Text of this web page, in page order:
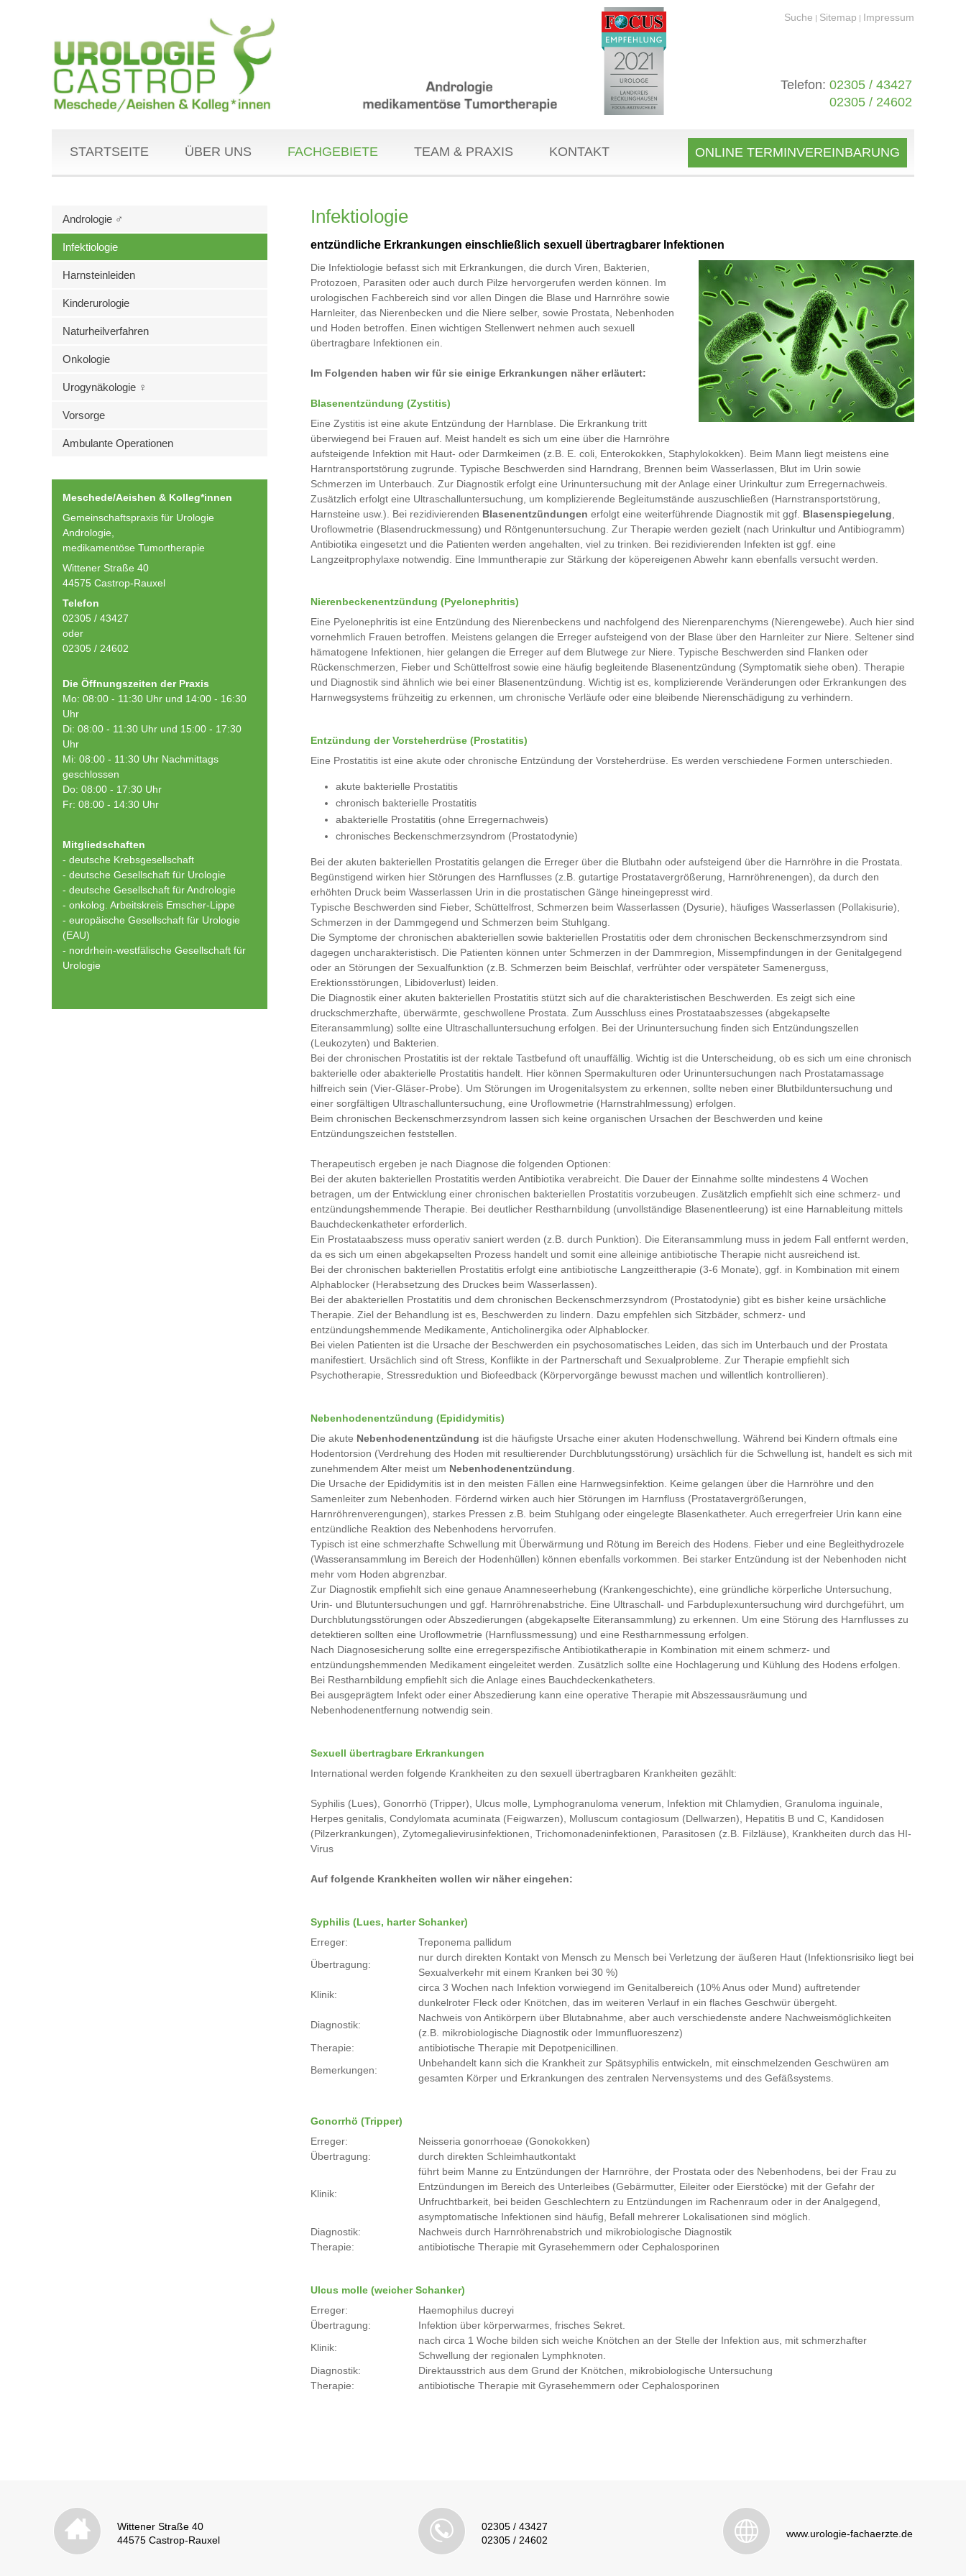
Suche | Sitemap | Impressum
Telefon: 02305 / 43427
02305 / 24602
STARTSEITE ÜBER UNS FACHGEBIETE TEAM & PRAXIS KONTAKT ONLINE TERMINVEREINBARUNG
Andrologie ♂
Infektiologie
Harnsteinleiden
Kinderurologie
Naturheilverfahren
Onkologie
Urogynäkologie ♀
Vorsorge
Ambulante Operationen
Meschede/Aeishen & Kolleg*innen
Gemeinschaftspraxis für Urologie
Andrologie,
medikamentöse Tumortherapie
Wittener Straße 40
44575 Castrop-Rauxel
Telefon
02305 / 43427
oder
02305 / 24602
Die Öffnungszeiten der Praxis
Mo: 08:00 - 11:30 Uhr und 14:00 - 16:30
Uhr
Di: 08:00 - 11:30 Uhr und 15:00 - 17:30
Uhr
Mi: 08:00 - 11:30 Uhr Nachmittags
geschlossen
Do: 08:00 - 17:30 Uhr
Fr: 08:00 - 14:30 Uhr
Mitgliedschaften
- deutsche Krebsgesellschaft
- deutsche Gesellschaft für Urologie
- deutsche Gesellschaft für Andrologie
- onkolog. Arbeitskreis Emscher-Lippe
- europäische Gesellschaft für Urologie
(EAU)
- nordrhein-westfälische Gesellschaft für
Urologie
Infektiologie
entzündliche Erkrankungen einschließlich sexuell übertragbarer Infektionen
Die Infektiologie befasst sich mit Erkrankungen, die durch Viren, Bakterien,
Protozoen, Parasiten oder auch durch Pilze hervorgerufen werden können. Im
urologischen Fachbereich sind vor allen Dingen die Blase und Harnröhre sowie
Harnleiter, das Nierenbecken und die Niere selber, sowie Prostata, Nebenhoden
und Hoden betroffen. Einen wichtigen Stellenwert nehmen auch sexuell
übertragbare Infektionen ein.
Im Folgenden haben wir für sie einige Erkrankungen näher erläutert:
Blasenentzündung (Zystitis)
Eine Zystitis ist eine akute Entzündung der Harnblase. Die Erkrankung tritt
überwiegend bei Frauen auf. Meist handelt es sich um eine über die Harnröhre
aufsteigende Infektion mit Haut- oder Darmkeimen (z.B. E. coli, Enterokokken, Staphylokokken). Beim Mann liegt meistens eine
Harntransportstörung zugrunde. Typische Beschwerden sind Harndrang, Brennen beim Wasserlassen, Blut im Urin sowie
Schmerzen im Unterbauch. Zur Diagnostik erfolgt eine Urinuntersuchung mit der Anlage einer Urinkultur zum Erregernachweis.
Zusätzlich erfolgt eine Ultraschalluntersuchung, um komplizierende Begleitumstände auszuschließen (Harnstransportstörung,
Harnsteine usw.). Bei rezidivierenden Blasenentzündungen erfolgt eine weiterführende Diagnostik mit ggf. Blasenspiegelung
Uroflowmetrie (Blasendruckmessung) und Röntgenuntersuchung. Zur Therapie werden gezielt (nach Urinkultur und Antibiogramm)
Antibiotika eingesetzt und die Patienten werden angehalten, viel zu trinken. Bei rezidivierenden Infekten ist ggf. eine
Langzeitprophylaxe notwendig. Eine Immuntherapie zur Stärkung der köpereigenen Abwehr kann ebenfalls versucht werden.
Nierenbeckenentzündung (Pyelonephritis)
Eine Pyelonephritis ist eine Entzündung des Nierenbeckens und nachfolgend des Nierenparenchyms (Nierengewebe). Auch hier sind
vornehmlich Frauen betroffen. Meistens gelangen die Erreger aufsteigend von der Blase über den Harnleiter zur Niere. Seltener sind
hämatogene Infektionen, hier gelangen die Erreger auf dem Blutwege zur Niere. Typische Beschwerden sind Flanken oder
Rückenschmerzen, Fieber und Schüttelfrost sowie eine häufig begleitende Blasenentzündung (Symptomatik siehe oben). Therapie
und Diagnostik sind ähnlich wie bei einer Blasenentzündung. Wichtig ist es, komplizierende Veränderungen oder Erkrankungen des
Harnwegsystems frühzeitig zu erkennen, um chronische Verläufe oder eine bleibende Nierenschädigung zu verhindern.
Entzündung der Vorsteherdrüse (Prostatitis)
Eine Prostatitis ist eine akute oder chronische Entzündung der Vorsteherdrüse. Es werden verschiedene Formen unterschieden.
akute bakterielle Prostatitis
chronisch bakterielle Prostatitis
abakterielle Prostatitis (ohne Erregernachweis)
chronisches Beckenschmerzsyndrom (Prostatodynie)
Bei der akuten bakteriellen Prostatitis gelangen die Erreger über die Blutbahn oder aufsteigend über die Harnröhre in die Prostata.
Begünstigend wirken hier Störungen des Harnflusses (z.B. gutartige Prostatavergrößerung, Harnröhrenengen), da durch den
erhöhten Druck beim Wasserlassen Urin in die prostatischen Gänge hineingepresst wird.
Typische Beschwerden sind Fieber, Schüttelfrost, Schmerzen beim Wasserlassen (Dysurie), häufiges Wasserlassen (Pollakisurie),
Schmerzen in der Dammgegend und Schmerzen beim Stuhlgang.
Die Symptome der chronischen abakteriellen sowie bakteriellen Prostatitis oder dem chronischen Beckenschmerzsyndrom sind
dagegen uncharakteristisch. Die Patienten können unter Schmerzen in der Dammregion, Missempfindungen in der Genitalgegend
oder an Störungen der Sexualfunktion (z.B. Schmerzen beim Beischlaf, verfrühter oder verspäteter Samenerguss,
Erektionsstörungen, Libidoverlust) leiden.
Die Diagnostik einer akuten bakteriellen Prostatitis stützt sich auf die charakteristischen Beschwerden. Es zeigt sich eine
druckschmerzhafte, überwärmte, geschwollene Prostata. Zum Ausschluss eines Prostataabszesses (abgekapselte
Eiteransammlung) sollte eine Ultraschalluntersuchung erfolgen. Bei der Urinuntersuchung finden sich Entzündungszellen
(Leukozyten) und Bakterien.
Bei der chronischen Prostatitis ist der rektale Tastbefund oft unauffällig. Wichtig ist die Unterscheidung, ob es sich um eine chronisch
bakterielle oder abakterielle Prostatitis handelt. Hier können Spermakulturen oder Urinuntersuchungen nach Prostatamassage
hilfreich sein (Vier-Gläser-Probe). Um Störungen im Urogenitalsystem zu erkennen, sollte neben einer Blutbilduntersuchung und
einer sorgfältigen Ultraschalluntersuchung, eine Uroflowmetrie (Harnstrahlmessung) erfolgen.
Beim chronischen Beckenschmerzsyndrom lassen sich keine organischen Ursachen der Beschwerden und keine
Entzündungszeichen feststellen.
Therapeutisch ergeben je nach Diagnose die folgenden Optionen:
Bei der akuten bakteriellen Prostatitis werden Antibiotika verabreicht. Die Dauer der Einnahme sollte mindestens 4 Wochen
betragen, um der Entwicklung einer chronischen bakteriellen Prostatitis vorzubeugen. Zusätzlich empfiehlt sich eine schmerz- und
entzündungshemmende Therapie. Bei deutlicher Restharnbildung (unvollständige Blasenentleerung) ist eine Harnableitung mittels
Bauchdeckenkatheter erforderlich.
Ein Prostataabszess muss operativ saniert werden (z.B. durch Punktion). Die Eiteransammlung muss in jedem Fall entfernt werden,
da es sich um einen abgekapselten Prozess handelt und somit eine alleinige antibiotische Therapie nicht ausreichend ist.
Bei der chronischen bakteriellen Prostatitis erfolgt eine antibiotische Langzeittherapie (3-6 Monate), ggf. in Kombination mit einem
Alphablocker (Herabsetzung des Druckes beim Wasserlassen).
Bei der abakteriellen Prostatitis und dem chronischen Beckenschmerzsyndrom (Prostatodynie) gibt es bisher keine ursächliche
Therapie. Ziel der Behandlung ist es, Beschwerden zu lindern. Dazu empfehlen sich Sitzbäder, schmerz- und
entzündungshemmende Medikamente, Anticholinergika oder Alphablocker.
Bei vielen Patienten ist die Ursache der Beschwerden ein psychosomatisches Leiden, das sich im Unterbauch und der Prostata
manifestiert. Ursächlich sind oft Stress, Konflikte in der Partnerschaft und Sexualprobleme. Zur Therapie empfiehlt sich
Psychotherapie, Stressreduktion und Biofeedback (Körpervorgänge bewusst machen und willentlich kontrollieren).
Nebenhodenentzündung (Epididymitis)
Die akute Nebenhodenentzündung ist die häufigste Ursache einer akuten Hodenschwellung. Während bei Kindern oftmals eine
Hodentorsion (Verdrehung des Hoden mit resultierender Durchblutungsstörung) ursächlich für die Schwellung ist, handelt es sich mit
zunehmendem Alter meist um Nebenhodenentzündung
Die Ursache der Epididymitis ist in den meisten Fällen eine Harnwegsinfektion. Keime gelangen über die Harnröhre und den
Samenleiter zum Nebenhoden. Fördernd wirken auch hier Störungen im Harnfluss (Prostatavergrößerungen,
Harnröhrenverengungen), starkes Pressen z.B. beim Stuhlgang oder eingelegte Blasenkatheter. Auch erregerfreier Urin kann eine
entzündliche Reaktion des Nebenhodens hervorrufen.
Typisch ist eine schmerzhafte Schwellung mit Überwärmung und Rötung im Bereich des Hodens. Fieber und eine Begleithydrozele
(Wasseransammlung im Bereich der Hodenhüllen) können ebenfalls vorkommen. Bei starker Entzündung ist der Nebenhoden nicht
mehr vom Hoden abgrenzbar.
Zur Diagnostik empfiehlt sich eine genaue Anamneseerhebung (Krankengeschichte), eine gründliche körperliche Untersuchung,
Urin- und Blutuntersuchungen und ggf. Harnröhrenabstriche. Eine Ultraschall- und Farbduplexuntersuchung wird durchgeführt, um
Durchblutungsstörungen oder Abszedierungen (abgekapselte Eiteransammlung) zu erkennen. Um eine Störung des Harnflusses zu
detektieren sollten eine Uroflowmetrie (Harnflussmessung) und eine Restharnmessung erfolgen.
Nach Diagnosesicherung sollte eine erregerspezifische Antibiotikatherapie in Kombination mit einem schmerz- und
entzündungshemmenden Medikament eingeleitet werden. Zusätzlich sollte eine Hochlagerung und Kühlung des Hodens erfolgen.
Bei Restharnbildung empfiehlt sich die Anlage eines Bauchdeckenkatheters.
Bei ausgeprägtem Infekt oder einer Abszedierung kann eine operative Therapie mit Abszessausräumung und
Nebenhodenentfernung notwendig sein.
Sexuell übertragbare Erkrankungen
International werden folgende Krankheiten zu den sexuell übertragbaren Krankheiten gezählt:
Syphilis (Lues), Gonorrhö (Tripper), Ulcus molle, Lymphogranuloma venerum, Infektion mit Chlamydien, Granuloma inguinale,
Herpes genitalis, Condylomata acuminata (Feigwarzen), Molluscum contagiosum (Dellwarzen), Hepatitis B und C, Kandidosen
(Pilzerkrankungen), Zytomegalievirusinfektionen, Trichomonadeninfektionen, Parasitosen (z.B. Filzläuse), Krankheiten durch das HI-
Virus
Auf folgende Krankheiten wollen wir näher eingehen:
Syphilis (Lues, harter Schanker)
Erreger:
Treponema pallidum
Übertragung:
nur durch direkten Kontakt von Mensch zu Mensch bei Verletzung der äußeren Haut (Infektionsrisiko liegt bei
Sexualverkehr mit einem Kranken bei 30 %)
Klinik:
circa 3 Wochen nach Infektion vorwiegend im Genitalbereich (10% Anus oder Mund) auftretender
dunkelroter Fleck oder Knötchen, das im weiteren Verlauf in ein flaches Geschwür übergeht.
Diagnostik:
Nachweis von Antikörpern über Blutabnahme, aber auch verschiedenste andere Nachweismöglichkeiten
(z.B. mikrobiologische Diagnostik oder Immunfluoreszenz)
Therapie:
antibiotische Therapie mit Depotpenicillinen.
Bemerkungen:
Unbehandelt kann sich die Krankheit zur Spätsyphilis entwickeln, mit einschmelzenden Geschwüren am
gesamten Körper und Erkrankungen des zentralen Nervensystems und des Gefäßsystems.
Gonorrhö (Tripper)
Erreger:
Neisseria gonorrhoeae (Gonokokken)
Übertragung:
durch direkten Schleimhautkontakt
Klinik:
führt beim Manne zu Entzündungen der Harnröhre, der Prostata oder des Nebenhodens, bei der Frau zu
Entzündungen im Bereich des Unterleibes (Gebärmutter, Eileiter oder Eierstöcke) mit der Gefahr der
Unfruchtbarkeit, bei beiden Geschlechtern zu Entzündungen im Rachenraum oder in der Analgegend,
asymptomatische Infektionen sind häufig, Befall mehrerer Lokalisationen sind möglich.
Diagnostik:
Nachweis durch Harnröhrenabstrich und mikrobiologische Diagnostik
Therapie:
antibiotische Therapie mit Gyrasehemmern oder Cephalosporinen
Ulcus molle (weicher Schanker)
Erreger:
Haemophilus ducreyi
Übertragung:
Infektion über körperwarmes, frisches Sekret.
Klinik:
nach circa 1 Woche bilden sich weiche Knötchen an der Stelle der Infektion aus, mit schmerzhafter
Schwellung der regionalen Lymphknoten.
Diagnostik:
Direktausstrich aus dem Grund der Knötchen, mikrobiologische Untersuchung
Therapie:
antibiotische Therapie mit Gyrasehemmern oder Cephalosporinen
Wittener Straße 40
44575 Castrop-Rauxel
02305 / 43427
02305 / 24602
www.urologie-fachaerzte.de